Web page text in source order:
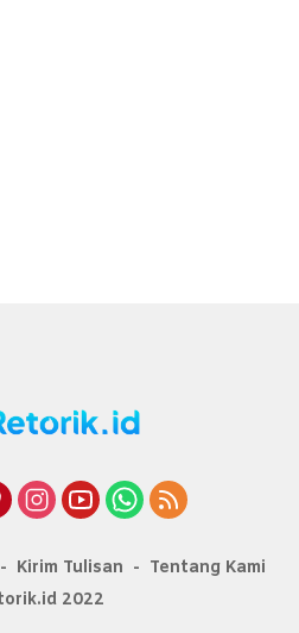
Kirim Tulisan
Tentang Kami
2022